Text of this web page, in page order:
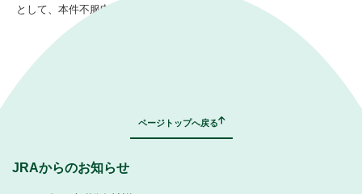
として、本件不服申立ては棄却された。
ページトップへ戻る
JRAからのお知らせ